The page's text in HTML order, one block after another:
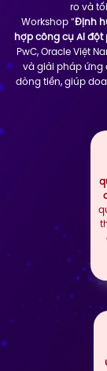
ro và
Workshop “Định
hợp công cụ AI đột
PwC, Oracle Việt
và giải pháp ứng
dòng tiền, giúp